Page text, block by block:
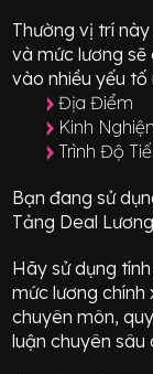
Thường vị trí
và mức lương
vào nhiều yếu tố
Địa Điểm
Kinh
Trình Độ
Bạn đang sử
Tảng Deal
Hãy sử dụng
mức lương chính
chuyên môn,
luận chuyên sâu